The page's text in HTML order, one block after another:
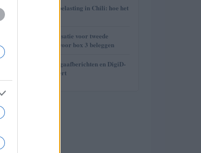
3
Cryptocurrency-belasting in Chili: hoe het
Belastingoptimalisatie voor tweede
woning: een gids voor box 3 beleggen
Hoe u valse teruggaafberichten en DigiD-
lokkers identificeert